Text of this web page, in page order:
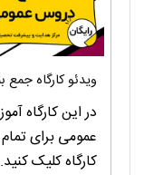
ویدئو کارگاه
در این کارگاه
عمومی برای
کارگاه کلیک کنید.